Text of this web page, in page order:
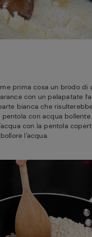
prima cosa un brodo di
con un pelapatate
bianca che
pentola con acqua
con la pentola
l'acqua.